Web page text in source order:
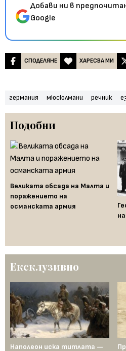
Добави ни в
Google
СПОДЕЛЯНЕ ХАРЕСВА МИ
германия мюсюлмани речник
Подобни
Великата обсада на Малта и
поражението на
османската армия
Ексклузивно
Наполеон иска титлата —